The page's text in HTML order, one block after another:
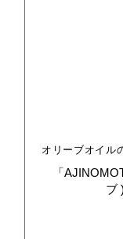
オリーブオイル
「
ブ